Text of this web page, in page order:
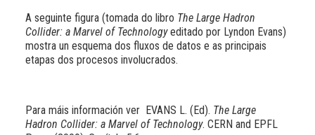
A seguinte figura (tomada do libro The Large Hadron
Collider: a Marvel of Technologyeditado por Lyndon Evans)
mostra un esquema dos fluxos de datos e as principais
etapas dos procesos involucrados.
Para máis información ver EVANS L. (Ed). The Large
Hadron Collider: a Marvel of Technology. CERN and EPFL